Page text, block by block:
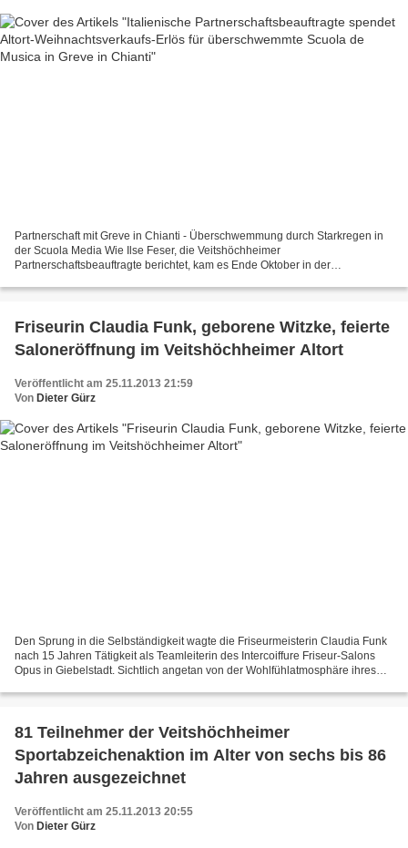
Partnerschaft mit Greve in Chianti - Überschwemmung durch Starkregen in
der Scuola Media Wie Ilse Feser, die Veitshöchheimer
Partnerschaftsbeauftragte berichtet, kam es Ende Oktober in der
Friseurin Claudia Funk, geborene Witzke, feierte
Saloneröffnung im Veitshöchheimer Altort
Veröffentlicht am 25.11.2013 21:59
Von Dieter Gürz
Den Sprung in die Selbständigkeit wagte die Friseurmeisterin Claudia Funk
nach 15 Jahren Tätigkeit als Teamleiterin des Intercoiffure Friseur-Salons
Opus in Giebelstadt. Sichtlich angetan von der Wohlfühlatmosphäre ihres
81 Teilnehmer der Veitshöchheimer
Sportabzeichenaktion im Alter von sechs bis 86
Jahren ausgezeichnet
Veröffentlicht am 25.11.2013 20:55
Von Dieter Gürz